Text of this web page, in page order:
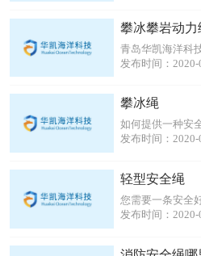
攀冰攀岩动
青岛华凯海洋科
发布时间：2020-
攀冰绳
如何提供一种安
发布时间：2020-
轻型安全绳
您需要一条安全
发布时间：2020-